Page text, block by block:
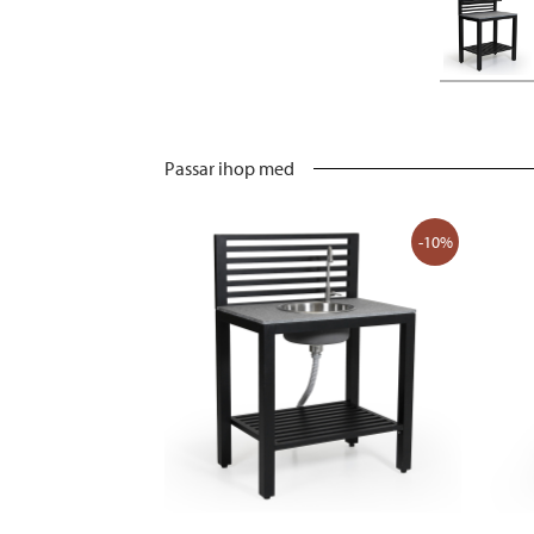
Passar ihop med
-10%